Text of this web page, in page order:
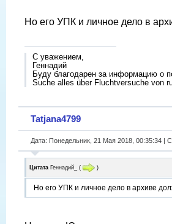
Но его УПК и личное дело в
С уважением,
Геннадий
Буду благодарен за информацию о
Suche alles über Fluchtversuche von
Tatjana4799
Дата: Понедельник, 21 Мая 2018, 00:35:34 |
Цитата Геннадий_ ( )
Но его УПК и личное дело в архиве